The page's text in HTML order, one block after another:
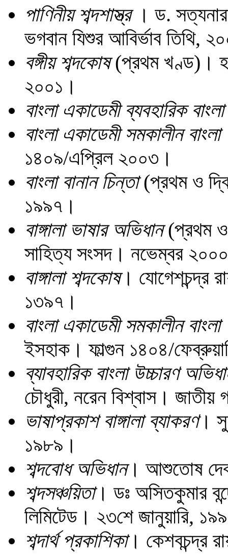
পাণিনীয় শব্দশাস্ত্র । ড.
ভগবান যিশুর আবির্ভাব তিথি,
বঙ্গীয় শব্দকোষ(প্রথম খণ্ড)।
২০০১।
বাংলা একাডেমী ব্যবহারিক
বাংলা একাডেমী সমকালীন
১৪০৯/এপ্রিল ২০০৩।
বাংলা বানান চিন্তা(প্রথম ও
১৯৯৭।
বাঙ্গালা ভাষার অভিধান(প্রথম ও
সাহিত্য সংসদ। নভেম্বর
বাঙ্গালা শব্দকোষ। যোগেশচন্দ্র
১৩৯৭।
বাংলা একাডেমী সমকালীন
ইসহাক। ফাল্গুন ১৪০৪/
ব্যাবহারিক বাংলা উচ্চারণ
চৌধুরী, নরেন বিশ্বাস।
ভাষাপ্রকাশ বাঙ্গালা ব্যাকরণ।
১৯৮৯।
শব্দবোধ অভিধান। আশুতোষ
শব্দসঞ্চয়িতা। ডঃ অসিতকুমার
লিমিটেড। ২৩শে জানুয়ারি,
শব্দার্থ প্রকাশিকা। কেশবচন্দ্র